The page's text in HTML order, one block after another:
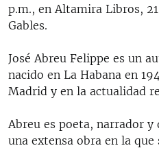
p.m., en Altamira Libros,
Gables.
José Abreu Felippe es un
nacido en La Habana en
Madrid y en la actualidad
Abreu es poeta, narrador
una extensa obra en la